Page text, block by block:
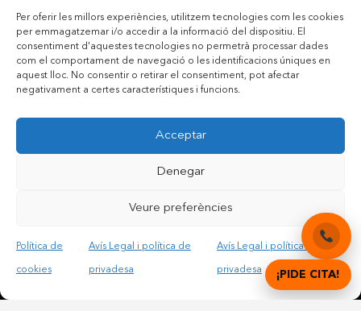
Per oferir les millors experiències, utilitzem tecnologies com les cookies
per emmagatzemar i/o accedir a la informació del dispositiu. El
consentiment d'aquestes tecnologies no permetrà processar dades
com el comportament de navegació o les identificacions úniques en
aquest lloc. No consentir o retirar el consentiment, pot afectar
negativament a certes característiques i funcions.
Acceptar
Denegar
Veure preferències
Política de
cookies
Avís Legal i política de
privadesa
Avís Legal i política de
privadesa
Accepto les condicions legals i la política de privadesa
¡PIDE CITA!